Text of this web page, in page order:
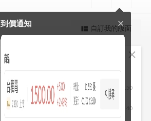
更強大的進階價量圖表
到價通知 close
view_quilt 自訂我的版面
close
140
150